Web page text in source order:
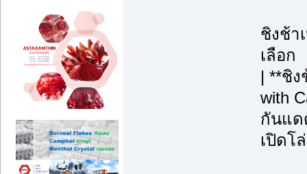
ชิงช้า
เลือก
| **ชิง
with
กันแด
เปิดโ